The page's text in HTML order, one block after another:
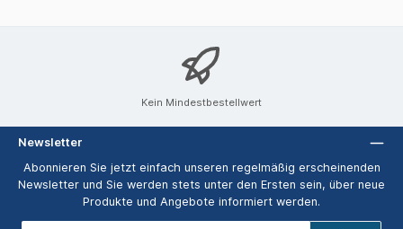
Kein Mindestbestellwert
Newsletter
Abonnieren Sie jetzt einfach unseren regelmäßig erscheinenden
Newsletter und Sie werden stets unter den Ersten sein, über neue
Produkte und Angebote informiert werden.